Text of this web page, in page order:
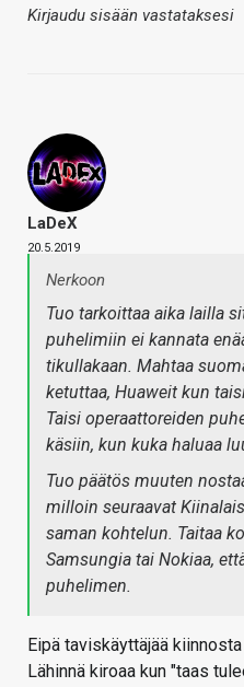
Kirjaudu sisään vastataksesi
LaDeX
20.5.2019
Nerkoon
Tuo tarkoittaa aika lailla
puhelimiin ei kannata
tikullakaan. Mahtaa
ketuttaa, Huaweit kun
Taisi operaattoreiden
käsiin, kun kuka haluaa
Tuo päätös muuten
milloin seuraavat
saman kohtelun. Taitaa
Samsungia tai Nokiaa,
puhelimen.
Eipä taviskäyttäjää
Lähinnä kiroaa kun "taas